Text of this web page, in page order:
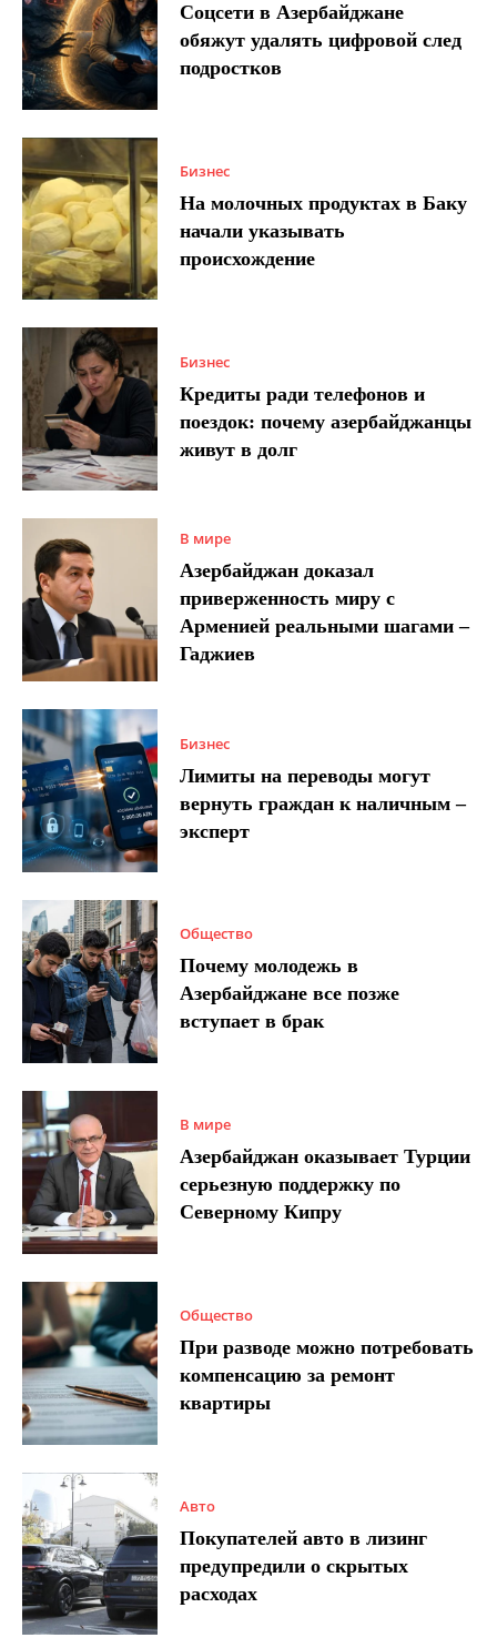
Соцсети в Азербайджане
обяжут удалять цифровой след
подростков
Бизнес
На молочных продуктах в Баку
начали указывать
происхождение
Бизнес
Кредиты ради телефонов и
поездок: почему азербайджанцы
живут в долг
В мире
Азербайджан доказал
приверженность миру с
Арменией реальными шагами –
Гаджиев
Бизнес
Лимиты на переводы могут
вернуть граждан к наличным –
эксперт
Общество
Почему молодежь в
Азербайджане все позже
вступает в брак
В мире
Азербайджан оказывает Турции
серьезную поддержку по
Северному Кипру
Общество
При разводе можно потребовать
компенсацию за ремонт
квартиры
Авто
Покупателей авто в лизинг
предупредили о скрытых
расходах